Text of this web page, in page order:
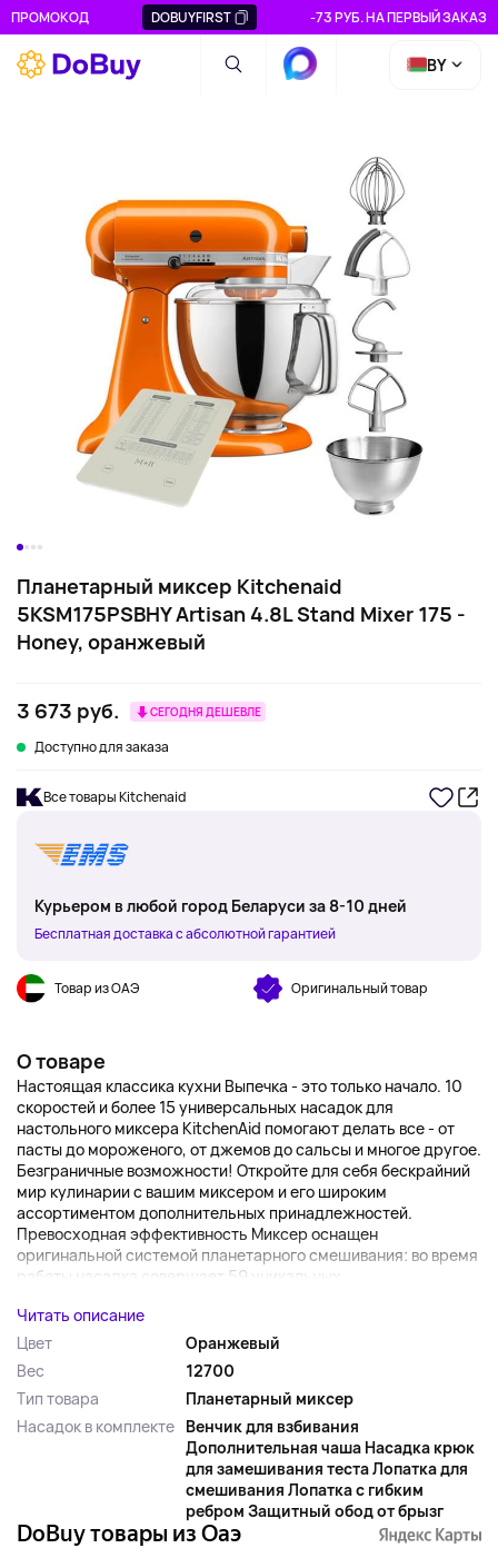
ПРОМОКОД DOBUYFIRST -73 РУБ. НА ПЕРВЫЙ ЗАКАЗ
BY
Планетарный миксер Kitchenaid
5KSM175PSBHY Artisan 4.8L Stand Mixer 175 -
Honey, оранжевый
3 673 руб. СЕГОДНЯ ДЕШЕВЛЕ
Доступно для заказа
Все товары Kitchenaid
Курьером в любой город Беларуси за 8-10 дней
Бесплатная доставка с абсолютной гарантией
Товар из ОАЭ Оригинальный товар
О товаре
Настоящая классика кухни Выпечка - это только начало. 10
скоростей и более 15 универсальных насадок для
настольного миксера KitchenAid помогают делать все - от
пасты до мороженого, от джемов до сальсы и многое другое.
Безграничные возможности! Откройте для себя бескрайний
мир кулинарии с вашим миксером и его широким
ассортиментом дополнительных принадлежностей.
Превосходная эффективность Миксер оснащен
оригинальной системой планетарного смешивания: во время
работы насадка совершает 59 уникальных...
Читать описание
Цвет
Оранжевый
Вес
12700
Тип товара
Планетарный миксер
Насадок в комплекте Венчик для взбивания
Дополнительная чаша Насадка крюк
для замешивания теста Лопатка для
смешивания Лопатка с гибким
ребром Защитный обод от брызг